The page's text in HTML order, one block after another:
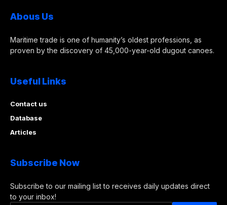
Abous Us
Maritime trade is one of humanity’s oldest professions, as
proven by the discovery of 45,000-year-old dugout canoes.
Useful Links
Contact us
Database
Articles
Subscribe Now
Subscribe to our mailing list to receives daily updates direct
to your inbox!